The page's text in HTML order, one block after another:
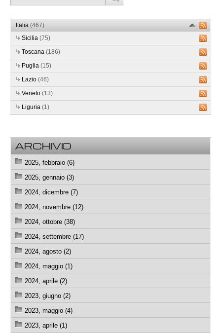
Italia (467)
Sicilia (75)
Toscana (186)
Puglia (15)
Lazio (46)
Veneto (13)
Liguria (1)
ARCHIVIO
2025, febbraio (6)
2025, gennaio (3)
2024, dicembre (7)
2024, novembre (12)
2024, ottobre (38)
2024, settembre (17)
2024, agosto (2)
2024, maggio (1)
2024, aprile (2)
2023, giugno (2)
2023, maggio (4)
2023, aprile (1)